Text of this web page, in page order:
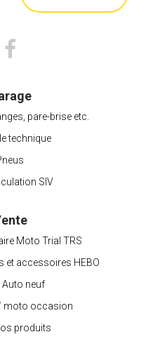
pare-brise etc.
technique
SIV
Moto Trial TRS
et accessoires HEBO
Auto neuf
moto occasion
produits